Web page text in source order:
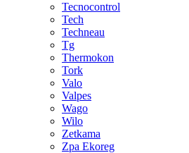
Tecnocontrol
Tech
Techneau
Tg
Thermokon
Tork
Valo
Valpes
Wago
Wilo
Zetkama
Zpa Ekoreg